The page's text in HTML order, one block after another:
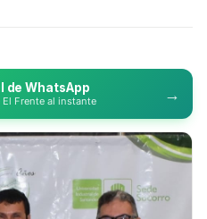
de WhatsApp
Frente al instante →